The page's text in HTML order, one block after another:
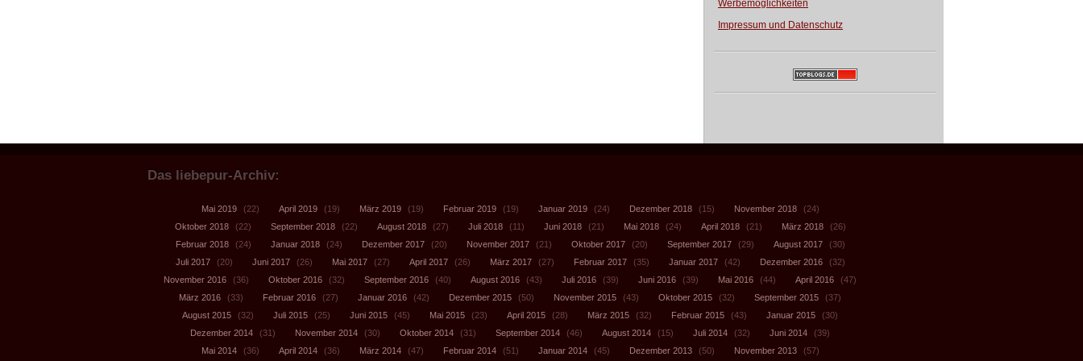
Werbemöglichkeiten
Impressum und Datenschutz
Das liebepur-Archiv:
Mai 2019 (22) April 2019 (19) März 2019 (19) Februar 2019 (19) Januar 2019 (24) Dezember 2018 (15) November 2018
(24)
Oktober 2018
(22) September 2018 (22) August 2018 (27) Juli 2018 (11) Juni 2018 (21) Mai 2018 (24) April 2018 (21) März 2018
(26)
Februar 2018
(24) Januar 2018 (24) Dezember 2017 (20) November 2017 (21) Oktober 2017 (20) September 2017 (29) August 2017
(30)
Juli 2017
(20) Juni 2017 (26) Mai 2017 (27) April 2017 (26) März 2017 (27) Februar 2017 (35) Januar 2017 (42) Dezember 2016
(32)
November 2016
(36) Oktober 2016 (32) September 2016 (40) August 2016 (43) Juli 2016 (39) Juni 2016 (39) Mai 2016 (44) April 2016
(47)
März 2016
(33) Februar 2016 (27) Januar 2016 (42) Dezember 2015 (50) November 2015 (43) Oktober 2015 (32) September 2015
(37)
August 2015
(32) Juli 2015 (25) Juni 2015 (45) Mai 2015 (23) April 2015 (28) März 2015 (32) Februar 2015 (43) Januar 2015
(30)
Dezember 2014
(31) November 2014 (30) Oktober 2014 (31) September 2014 (46) August 2014 (15) Juli 2014 (32) Juni 2014
(39)
Mai 2014
(36) April 2014 (36) März 2014 (47) Februar 2014 (51) Januar 2014 (45) Dezember 2013 (50) November 2013 (57)